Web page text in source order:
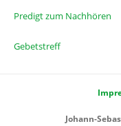
Predigt zum Nachhören
Gebetstreff
Johann-